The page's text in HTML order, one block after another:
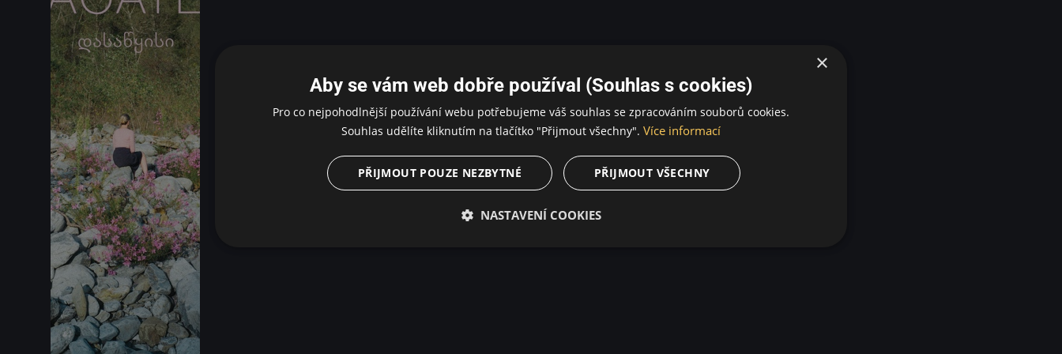
×
Aby se vám web dobře používal (Souhlas s cookies)
Pro co nejpohodlnější používání webu potřebujeme váš souhlas se zpracováním souborů cookies.
Souhlas udělíte kliknutím na tlačítko "Přijmout všechny". Více informací
PŘIJMOUT VŠECHNY
PŘIJMOUT POUZE NEZBYTNÉ
NASTAVENÍ COOKIES